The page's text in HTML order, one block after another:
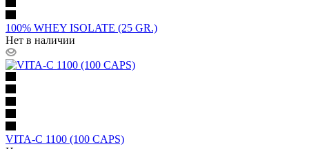
100% WHEY ISOLATE (25 GR.)
Нет в наличии
VITA-C 1100 (100 CAPS)